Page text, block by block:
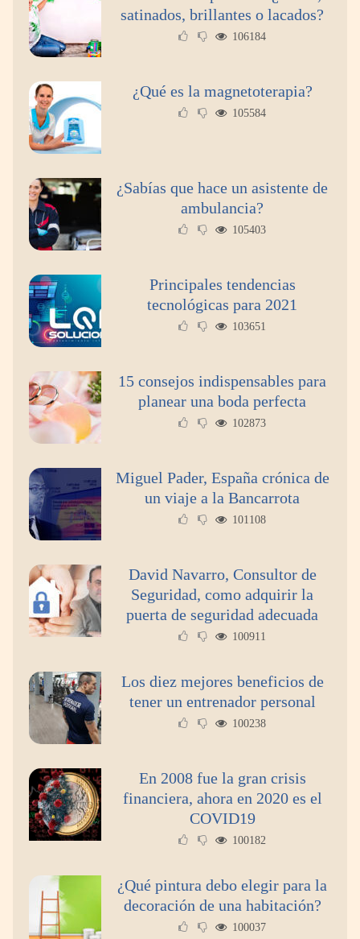
Pintura decorativa de interiores: lo que dicen
Tips para una estancia perfecta en Vegadeo
¿Quieres un olivo en el jardín?
Los mejores consejos para elegir la agencia
adecuada para alquilar tu vivienda
satinados, brillantes o lacados?
106184
¿Qué es la magnetoterapia?
105584
¿Sabías que hace un asistente de
ambulancia?
105403
Principales tendencias
tecnológicas para 2021
103651
15 consejos indispensables para
planear una boda perfecta
102873
Miguel Pader, España crónica de
un viaje a la Bancarrota
101108
David Navarro, Consultor de
Seguridad, como adquirir la
puerta de seguridad adecuada
100911
Los diez mejores beneficios de
tener un entrenador personal
100238
En 2008 fue la gran crisis
financiera, ahora en 2020 es el
COVID19
100182
¿Qué pintura debo elegir para la
decoración de una habitación?
100037